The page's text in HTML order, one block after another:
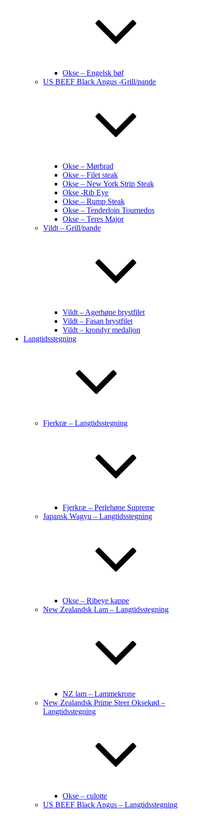
Okse – Engelsk bøf
US BEEF Black Angus -Grill/pande
Okse – Mørbrad
Okse – Filet steak
Okse – New York Strip Steak
Okse -Rib Eye
Okse – Rump Steak
Okse – Tenderloin Tournedos
Okse – Teres Major
Vildt – Grill/pande
Vildt – Agerhøne brystfilet
Vildt – Fasan brystfilet
Vildt – krondyr medaljon
Langtidsstegning
Fjerkræ – Langtidsstegning
Fjerkræ – Perlehøne Supreme
Japansk Wagyu – Langtidsstegning
Okse – Ribeye kappe
New Zealandsk Lam – Langtidsstegning
NZ lam – Lammekrone
New Zealandsk Prime Steer Oksekød –
Langtidsstegning
Okse – culotte
US BEEF Black Angus – Langtidsstegning